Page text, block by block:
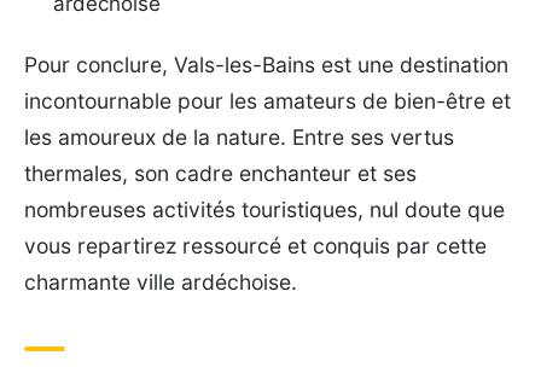
Pour conclure, Vals-les-Bains est une destination
incontournable pour les amateurs de bien-être et
les amoureux de la nature. Entre ses vertus
thermales, son cadre enchanteur et ses
nombreuses activités touristiques, nul doute que
vous repartirez ressourcé et conquis par cette
charmante ville ardéchoise.